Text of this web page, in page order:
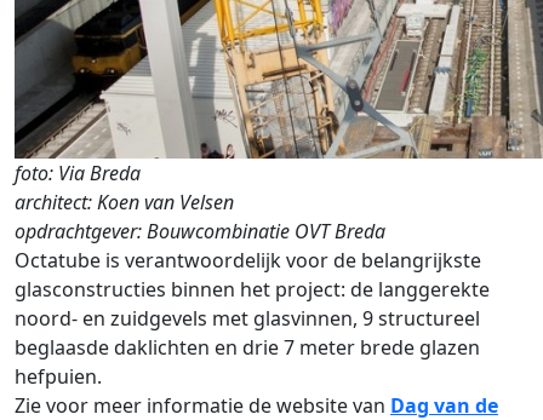
foto: Via Breda
architect: Koen van Velsen
opdrachtgever: Bouwcombinatie OVT Breda
Octatube is verantwoordelijk voor de belangrijkste
glasconstructies binnen het project: de langgerekte
noord- en zuidgevels met glasvinnen, 9 structureel
beglaasde daklichten en drie 7 meter brede glazen
hefpuien.
Zie voor meer informatie de website van Dag van de